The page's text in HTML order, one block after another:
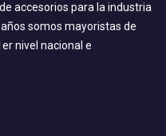
accesorios para la industria
somos mayoristas de
nivel nacional e